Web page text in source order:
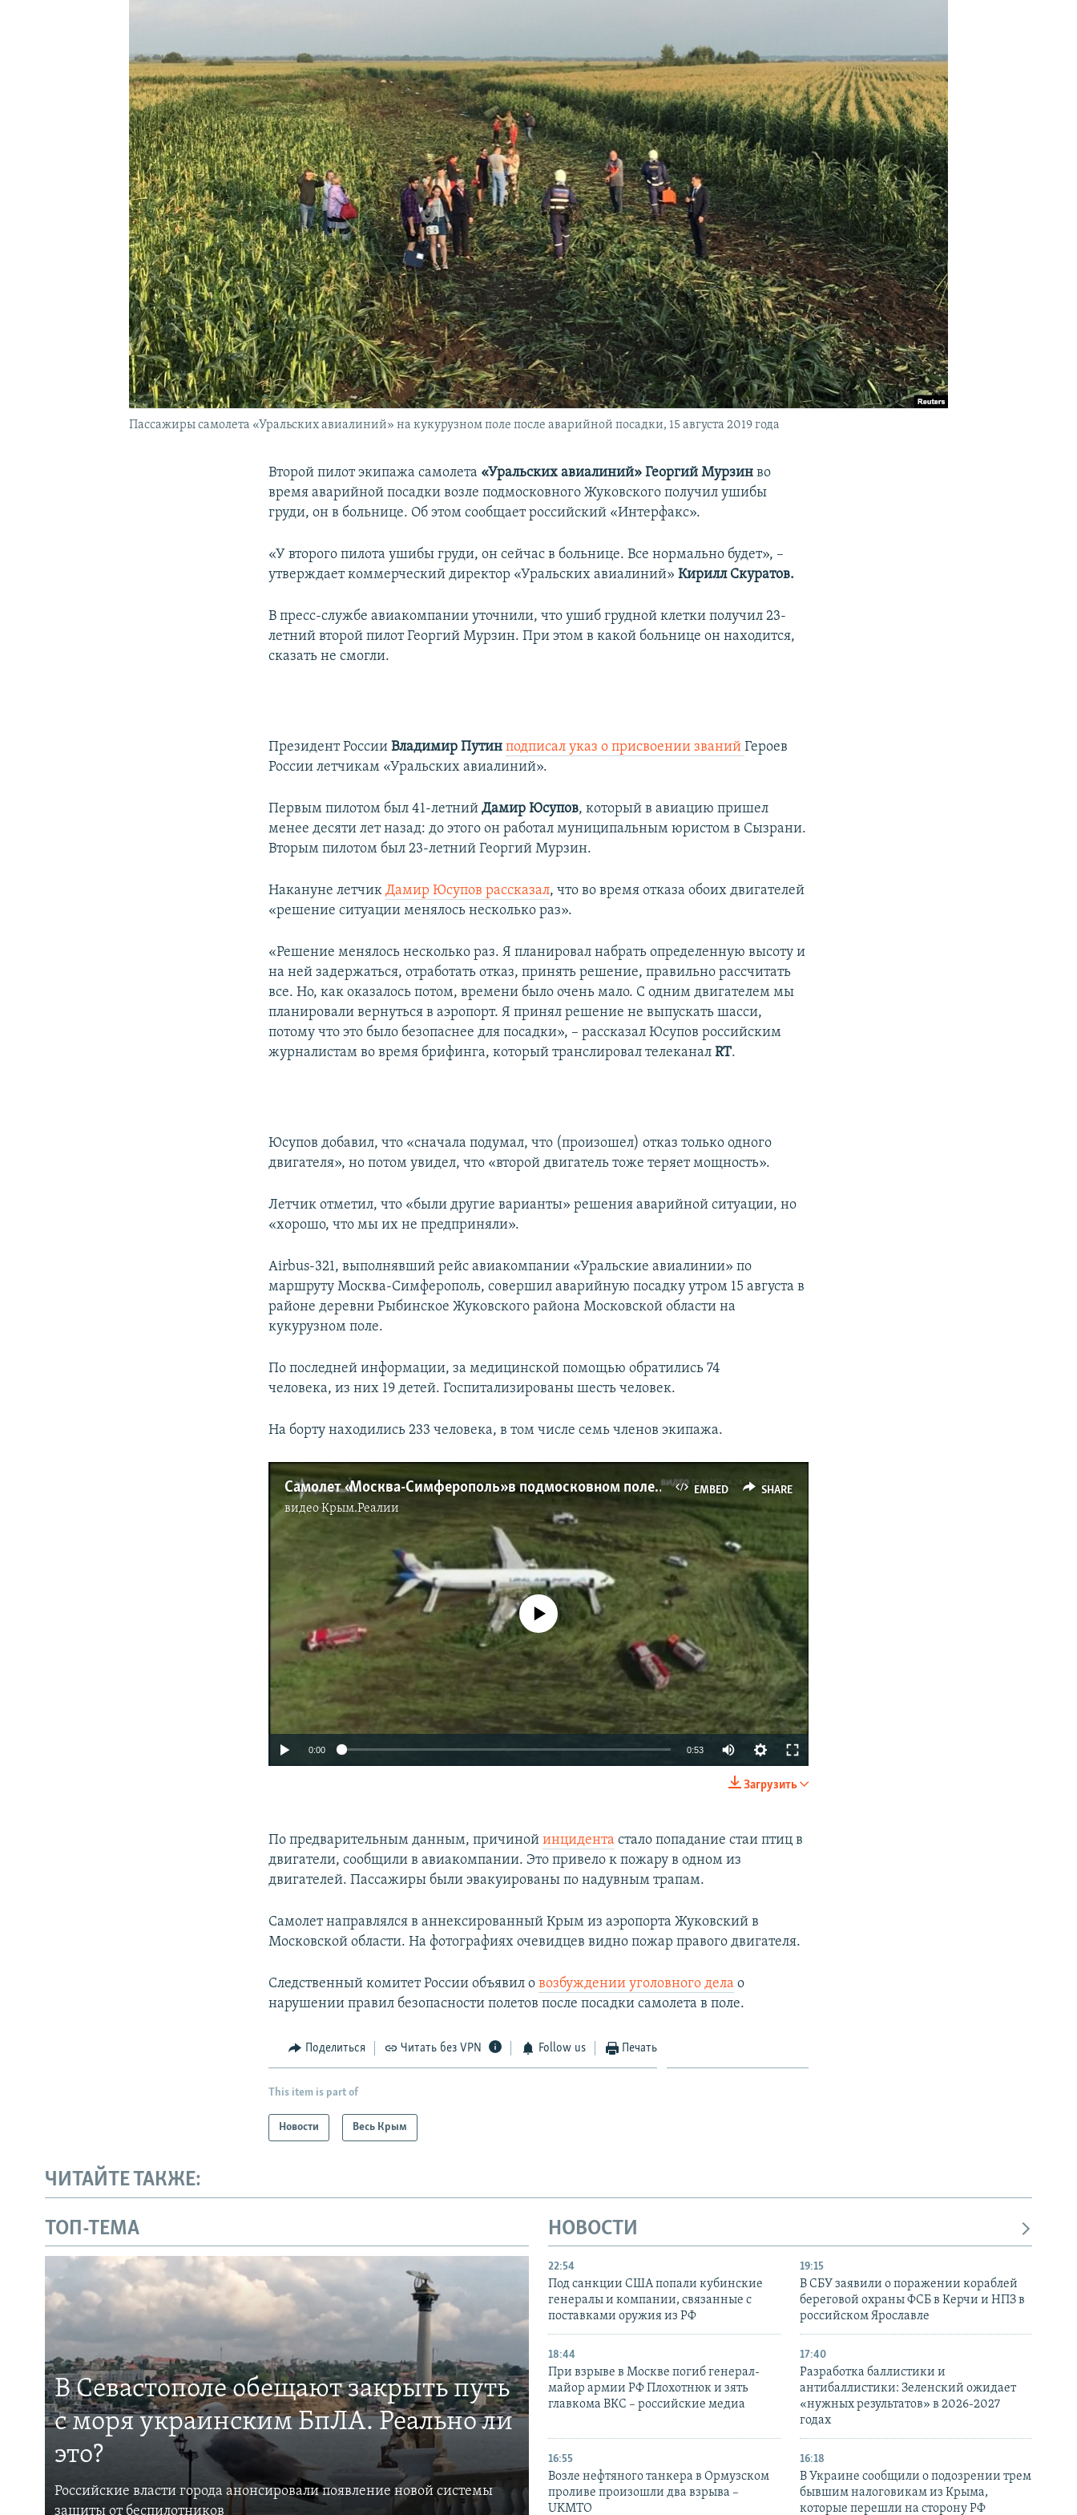
УКРАИНСКАЯ ПРОБЛЕМА КРЫМА
Пассажиры самолета «Уральских авиалиний» на кукурузном поле после аварийной посадки, 15 августа 2019 года
Второй пилот экипажа самолета «Уральских авиалиний» Георгий Мурзин во
время аварийной посадки возле подмосковного Жуковского получил ушибы
груди, он в больнице. Об этом сообщает российский «Интерфакс».
«У второго пилота ушибы груди, он сейчас в больнице. Все нормально будет», –
утверждает коммерческий директор «Уральских авиалиний»Кирилл Скуратов.
В пресс-службе авиакомпании уточнили, что ушиб грудной клетки получил 23-
летний второй пилот Георгий Мурзин. При этом в какой больнице он находится,
сказать не смогли.
Президент РоссииВладимир Путин подписал указ о присвоении званийГероев
России летчикам «Уральских авиалиний».
Первым пилотом был 41-летнийДамир Юсупов, который в авиацию пришел
менее десяти лет назад: до этого он работал муниципальным юристом в Сызрани.
Вторым пилотом был 23-летний Георгий Мурзин.
Накануне летчикДамир Юсупов рассказал, что во время отказа обоих двигателей
«решение ситуации менялось несколько раз».
«Решение менялось несколько раз. Я планировал набрать определенную высоту и
на ней задержаться, отработать отказ, принять решение, правильно рассчитать
все. Но, как оказалось потом, времени было очень мало. С одним двигателем мы
планировали вернуться в аэропорт. Я принял решение не выпускать шасси,
потому что это было безопаснее для посадки», – рассказал Юсупов российским
журналистам во время брифинга, который транслировал телеканалRT.
​Юсупов добавил, что «сначала подумал, что (произошел) отказ только одного
двигателя», но потом увидел, что «второй двигатель тоже теряет мощность».
Летчик отметил, что «были другие варианты» решения аварийной ситуации, но
«хорошо, что мы их не предприняли».
Airbus-321, выполнявший рейс авиакомпании «Уральские авиалинии» по
маршруту Москва-Симферополь, совершил аварийную посадку утром 15 августа в
районе деревни Рыбинское Жуковского района Московской области на
кукурузном поле.
По последней информации, за медицинской помощью обратились 74
человека, из них 19 детей. Госпитализированы шесть человек.
На борту находились 233 человека, в том числе семь членов экипажа.
EMBED SHARE
Самолет «Москва-Симферополь» в подмосковном поле (видео)
видеоКрым.Реалии
SHARE
No media source currently available
0:00 0:53
Загрузить
По предварительным данным, причинойинцидента стало попадание стаи птиц в
двигатели, сообщили в авиакомпании. Это привело к пожару в одном из
двигателей. Пассажиры были эвакуированы по надувным трапам.
Самолет направлялся в аннексированный Крым из аэропорта Жуковский в
Московской области. На фотографиях очевидцев видно пожар правого двигателя.
Следственный комитет России объявил овозбуждении уголовного дела о
нарушении правил безопасности полетов после посадки самолета в поле.
Поделиться Читать без VPN Follow us Печать
This item is part of
Новости Весь Крым
ЧИТАЙТЕ ТАКЖЕ:
ТОП-ТЕМА
В Севастополе обещают закрыть путь
с моря украинским БпЛА. Реально ли
это?
Российские власти города анонсировали появление новой системы
защиты от беспилотников
НОВОСТИ
22:54
Под санкции США попали кубинские
генералы и компании, связанные с
поставками оружия из РФ
19:15
В СБУ заявили о поражении кораблей
береговой охраны ФСБ в Керчи и НПЗ в
российском Ярославле
18:44
При взрыве в Москве погиб генерал-
майор армии РФ Плохотнюк и зять
главкома ВКС – российские медиа
17:40
Разработка баллистики и
антибаллистики: Зеленский ожидает
«нужных результатов» в 2026-2027
годах
16:55
Возле нефтяного танкера в Ормузском
проливе произошли два взрыва –
UKMTO
16:18
В Украине сообщили о подозрении трем
бывшим налоговикам из Крыма,
которые перешли на сторону РФ